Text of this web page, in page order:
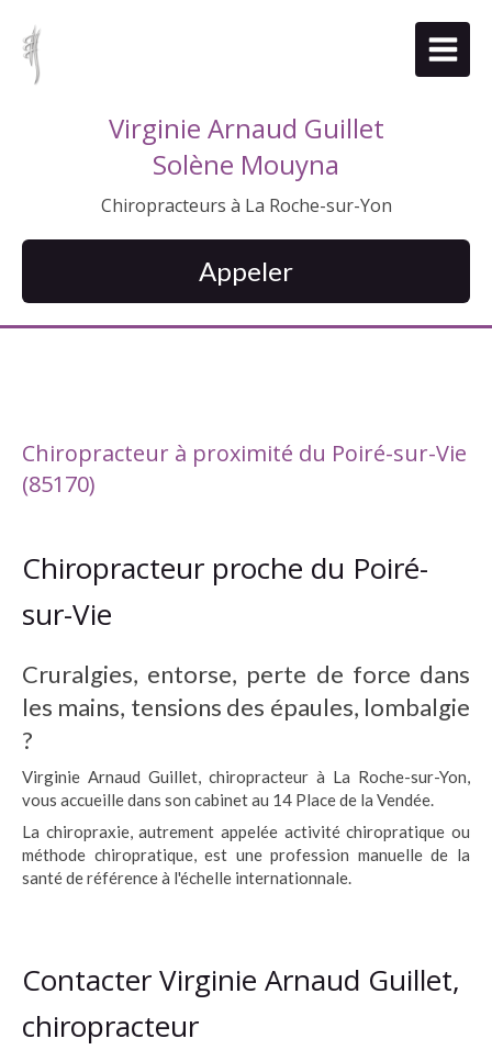
Virginie Arnaud Guillet
Solène Mouyna
Chiropracteurs à La Roche-sur-Yon
Appeler
Chiropracteur à proximité du Poiré-sur-Vie
(85170)
Chiropracteur proche du Poiré-
sur-Vie
Cruralgies, entorse, perte de force dans
les mains, tensions des épaules, lombalgie
?
Virginie Arnaud Guillet, chiropracteur à La Roche-sur-Yon,
vous accueille dans son cabinet au 14 Place de la Vendée.
La chiropraxie, autrement appelée activité chiropratique ou
méthode chiropratique, est une profession manuelle de la
santé de référence à l'échelle internationnale.
Contacter Virginie Arnaud Guillet,
chiropracteur